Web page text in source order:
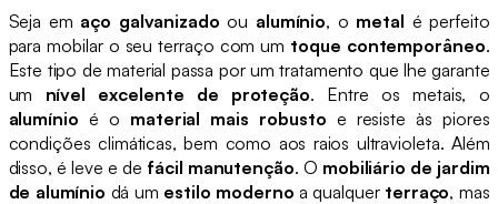
Seja em aço galvanizado ou alumínio, o metal é perfeito
para mobilar o seu terraço com um toque contemporâneo.
Este tipo de material passa por um tratamento que lhe garante
um nível excelente de proteção. Entre os metais, o
alumínio é o material mais robusto e resiste às piores
condições climáticas, bem como aos raios ultravioleta. Além
disso, é leve e de fácil manutenção. O mobiliário de jardim
de alumínio dá um estilo moderno a qualquer terraço, mas